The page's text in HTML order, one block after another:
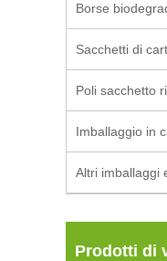
Borse
Sacchetti di
Poli sacchetto
Imballaggio in
Altri imballaggi
Prodotti di